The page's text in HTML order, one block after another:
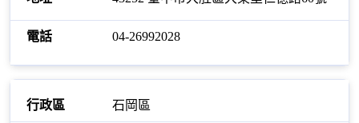
04-26992028
石岡區